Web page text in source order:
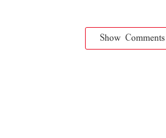
Show Comments